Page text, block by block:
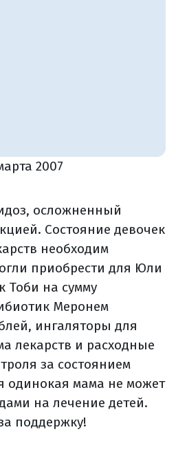
2007
осложненный
Состояние девочек
необходим
приобрести для Юли
Тоби на сумму
Меронем
ингаляторы для
лекарств и расходные
за состоянием
одинокая мама не может
на лечение детей.
поддержку!